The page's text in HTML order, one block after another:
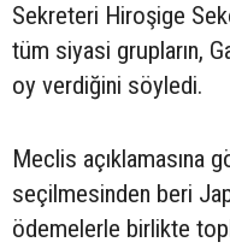
Sekreteri Hiroşige
tüm siyasi grupların,
oy verdiğini söyledi.
Meclis açıklamasına
seçilmesinden beri
ödemelerle birlikte